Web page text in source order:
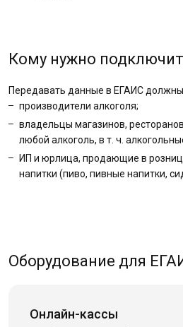
Кому нужно
Передавать данные в ЕГАИС
производители алкоголя;
владельцы магазинов,
любой алкоголь, в т. ч.
ИП и юрлица, продающие в
напитки (пиво, пивные напитки,
Оборудование для
Онлайн-кассы